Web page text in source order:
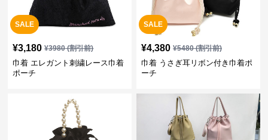
SALE
¥3,180 ¥3980(割引前)
巾着 エレガント刺繍レース巾着
ポーチ
SALE
¥4,380 ¥5480(割引前)
巾着 うさぎ耳リボン付き巾着ポ
ーチ